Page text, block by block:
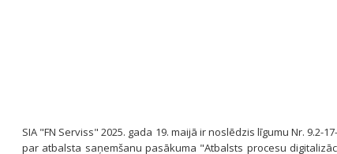
SIA "FN Serviss" 2025. gada 19. maijā ir noslēdzis līgumu Nr. 9.2-
par atbalsta saņemšanu pasākuma "Atbalsts procesu